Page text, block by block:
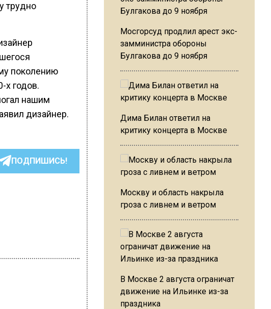
трудно
поколению
х годов.
нашим
дизайнер.
ПОДПИШИСЬ!
Мосгорсуд продлил арест экс-
замминистра обороны
Булгакова до 9 ноября
Дима Билан ответил на
критику концерта в Москве
Москву и область накрыла
гроза с ливнем и ветром
В Москве 2 августа ограничат
движение на Ильинке из-за
праздника